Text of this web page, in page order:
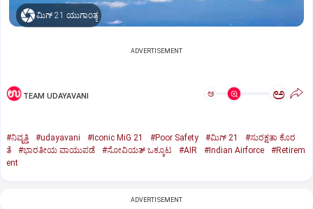
ಮಿಗ್‌ 21 ಯುಗಾಂತ್ಯ
ADVERTISEMENT
TEAM UDAYAVANI ಅ ಅ
#ನಿವೃತ್ತಿ #udayavani #Iconic MiG 21 #Poor Safety #ಮಿಗ್‌ 21
#ಸುರಕ್ಷತಾ ಕೊರ
ತೆ
#ಭಾರತೀಯ ವಾಯುಪಡೆ #ಸೋವಿಯತ್‌ ಒಕ್ಕೂಟ #AIR #Indian Airforce
#Retirem
ent
ADVERTISEMENT